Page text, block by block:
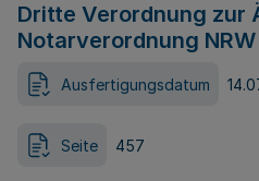
Dritte Verordnung zur
Notarverordnung NRW
Ausfertigungsdatum
Seite 457